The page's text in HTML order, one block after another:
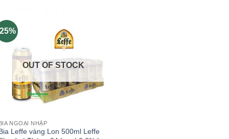
OUT OF STOCK
NGOẠI NHẬP
Leffe vàng Lon 500ml Leffe